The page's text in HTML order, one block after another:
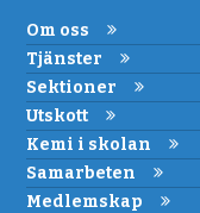
Om oss
Tjänster
Sektioner
Utskott
Kemi i skolan
Samarbeten
Medlemskap